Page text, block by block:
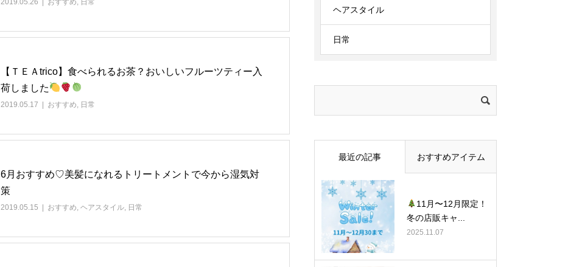
【ＴＥＡtrico】食べられるお茶？おいしいフルーツティー入
荷しました
2019.05.17 おすすめ 日常
6月おすすめ♡美髪になれるトリートメントで今から湿気対
策
2019.05.15 おすすめ ヘアスタイル, 日常
ヘアスタイル
日常
最近の記事 おすすめアイテム
11月〜12月限定！
冬の店販キャ...
2025.11.07